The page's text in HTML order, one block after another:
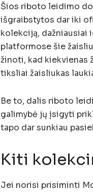
Šios riboto leidimo
išgraibstytos dar iki
kolekciją, dažniausiai
platformose šie
žinoti, kad kiekvienas
tiksliai žaisliukas
Be to, dalis riboto
galimybė jų įsigyti
tapo dar sunkiau
Kiti
Jei norisi prisiminti